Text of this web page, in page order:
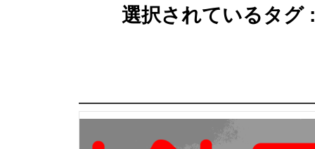
選択されているタグ :